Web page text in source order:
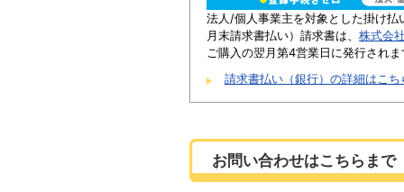
法人/個人事業主を対象とした掛け
月末請求書払い）請求書は、 株式会
ご購入の翌月第4営業日に発行されま
請求書払い（銀行）の詳細はこち
お問い合わせはこちらまで